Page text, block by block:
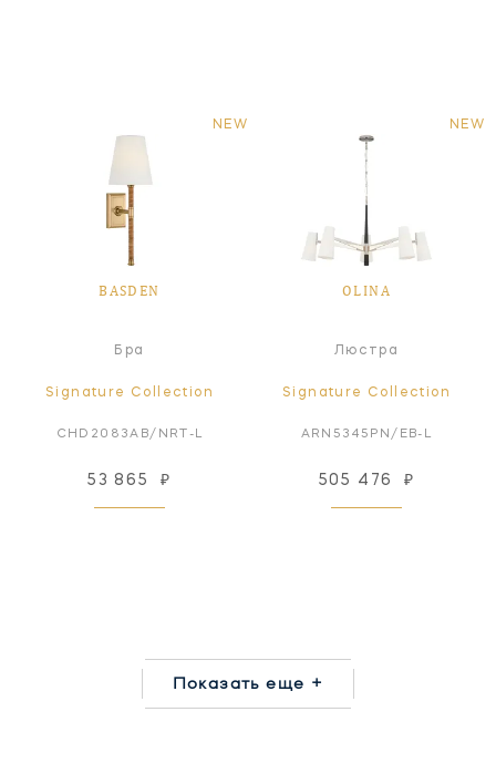
NEW
BASDEN
Бра
Signature Collection
CHD2083AB/NRT-L
53 865 ₽
NEW
OLINA
Люстра
Signature Collection
ARN5345PN/EB-L
505 476 ₽
Показать еще +